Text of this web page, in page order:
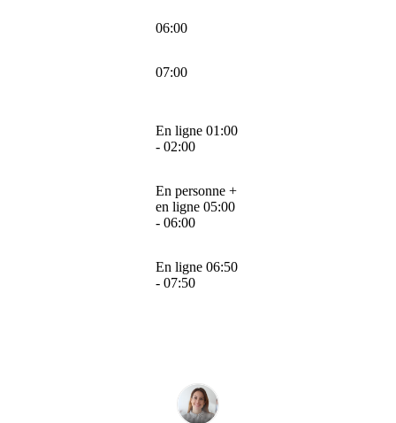
06:00
07:00
En ligne 01:00
- 02:00
En personne +
en ligne 05:00
- 06:00
En ligne 06:50
- 07:50